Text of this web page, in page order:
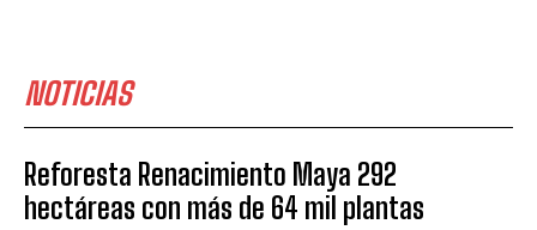
NOTICIAS
Reforesta Renacimiento Maya 292
hectáreas con más de 64 mil plantas